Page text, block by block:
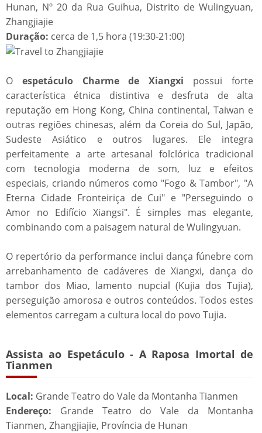
Hunan, Nº 20 da Rua Guihua, Distrito de Wulingyuan,
Zhangjiajie
Duração: cerca de 1,5 hora (19:30-21:00)
O espetáculo Charme de Xiangxi possui forte
característica étnica distintiva e desfruta de alta
reputação em Hong Kong, China continental, Taiwan e
outras regiões chinesas, além da Coreia do Sul, Japão,
Sudeste Asiático e outros lugares. Ele integra
perfeitamente a arte artesanal folclórica tradicional
com tecnologia moderna de som, luz e efeitos
especiais, criando números como "Fogo & Tambor", "A
Eterna Cidade Fronteiriça de Cui" e "Perseguindo o
Amor no Edifício Xiangsi". É simples mas elegante,
combinando com a paisagem natural de Wulingyuan.
O repertório da performance inclui dança fúnebre com
arrebanhamento de cadáveres de Xiangxi, dança do
tambor dos Miao, lamento nupcial (Kujia dos Tujia),
perseguição amorosa e outros conteúdos. Todos estes
elementos carregam a cultura local do povo Tujia.
Assista ao Espetáculo - A Raposa Imortal de
Tianmen
Local: Grande Teatro do Vale da Montanha Tianmen
Endereço: Grande Teatro do Vale da Montanha
Tianmen, Zhangjiajie, Província de Hunan